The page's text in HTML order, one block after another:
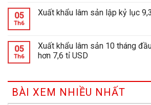
05
Th6
Xuất khẩu lâm sản lập kỷ lục
05
Th6
Xuất khẩu lâm sản 10 tháng
hơn 7,6 tỉ USD
BÀI XEM NHIỀU NHẤT